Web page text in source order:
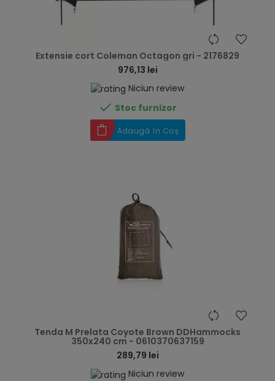
Extensie cort Coleman Octagon gri - 2176829
976,13 lei
Niciun review
 Stoc furnizor
Adaugă în Coș
Tenda M Prelata Coyote Brown DDHammocks
350x240 cm - 0610370637159
289,79 lei
Niciun review